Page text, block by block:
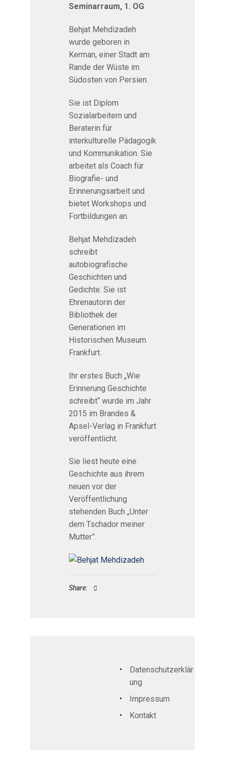
Seminarraum, 1. OG
Behjat Mehdizadeh
wurde geboren in
Kerman, einer Stadt am
Rande der Wüste im
Südosten von Persien.
Sie ist Diplom
Sozialarbeitern und
Beraterin für
interkulturelle Pädagogik
und Kommunikation. Sie
arbeitet als Coach für
Biografie- und
Erinnerungsarbeit und
bietet Workshops und
Fortbildungen an.
Behjat Mehdizadeh
schreibt
autobiografische
Geschichten und
Gedichte. Sie ist
Ehrenautorin der
Bibliothek der
Generationen im
Historischen Museum
Frankfurt.
Ihr erstes Buch „Wie
Erinnerung Geschichte
schreibt“ wurde im Jahr
2015 im Brandes &
Apsel-Verlag in Frankfurt
veröffentlicht.
Sie liest heute eine
Geschichte aus ihrem
neuen vor der
Veröffentlichung
stehenden Buch „Unter
dem Tschador meiner
Mutter”.
Share:
Datenschutzerklär
ung
Impressum
Kontakt